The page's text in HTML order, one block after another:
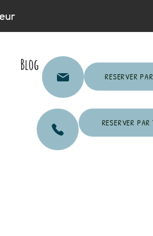
Blog
RESERVER
RESERVER PAR